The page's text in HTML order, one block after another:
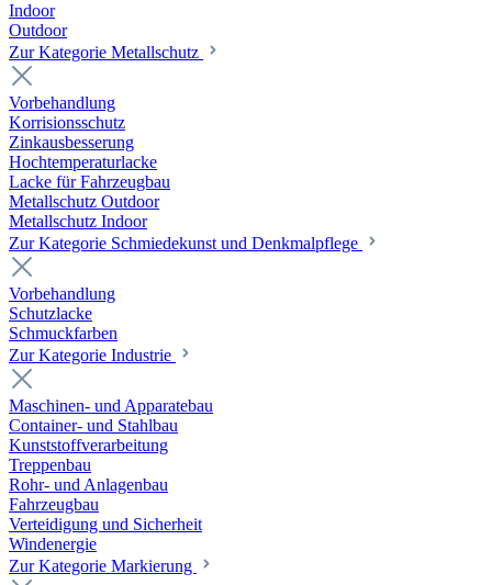
Indoor
Outdoor
Zur Kategorie Metallschutz
Vorbehandlung
Korrisionsschutz
Zinkausbesserung
Hochtemperaturlacke
Lacke für Fahrzeugbau
Metallschutz Outdoor
Metallschutz Indoor
Zur Kategorie Schmiedekunst und Denkmalpflege
Vorbehandlung
Schutzlacke
Schmuckfarben
Zur Kategorie Industrie
Maschinen- und Apparatebau
Container- und Stahlbau
Kunststoffverarbeitung
Treppenbau
Rohr- und Anlagenbau
Fahrzeugbau
Verteidigung und Sicherheit
Windenergie
Zur Kategorie Markierung